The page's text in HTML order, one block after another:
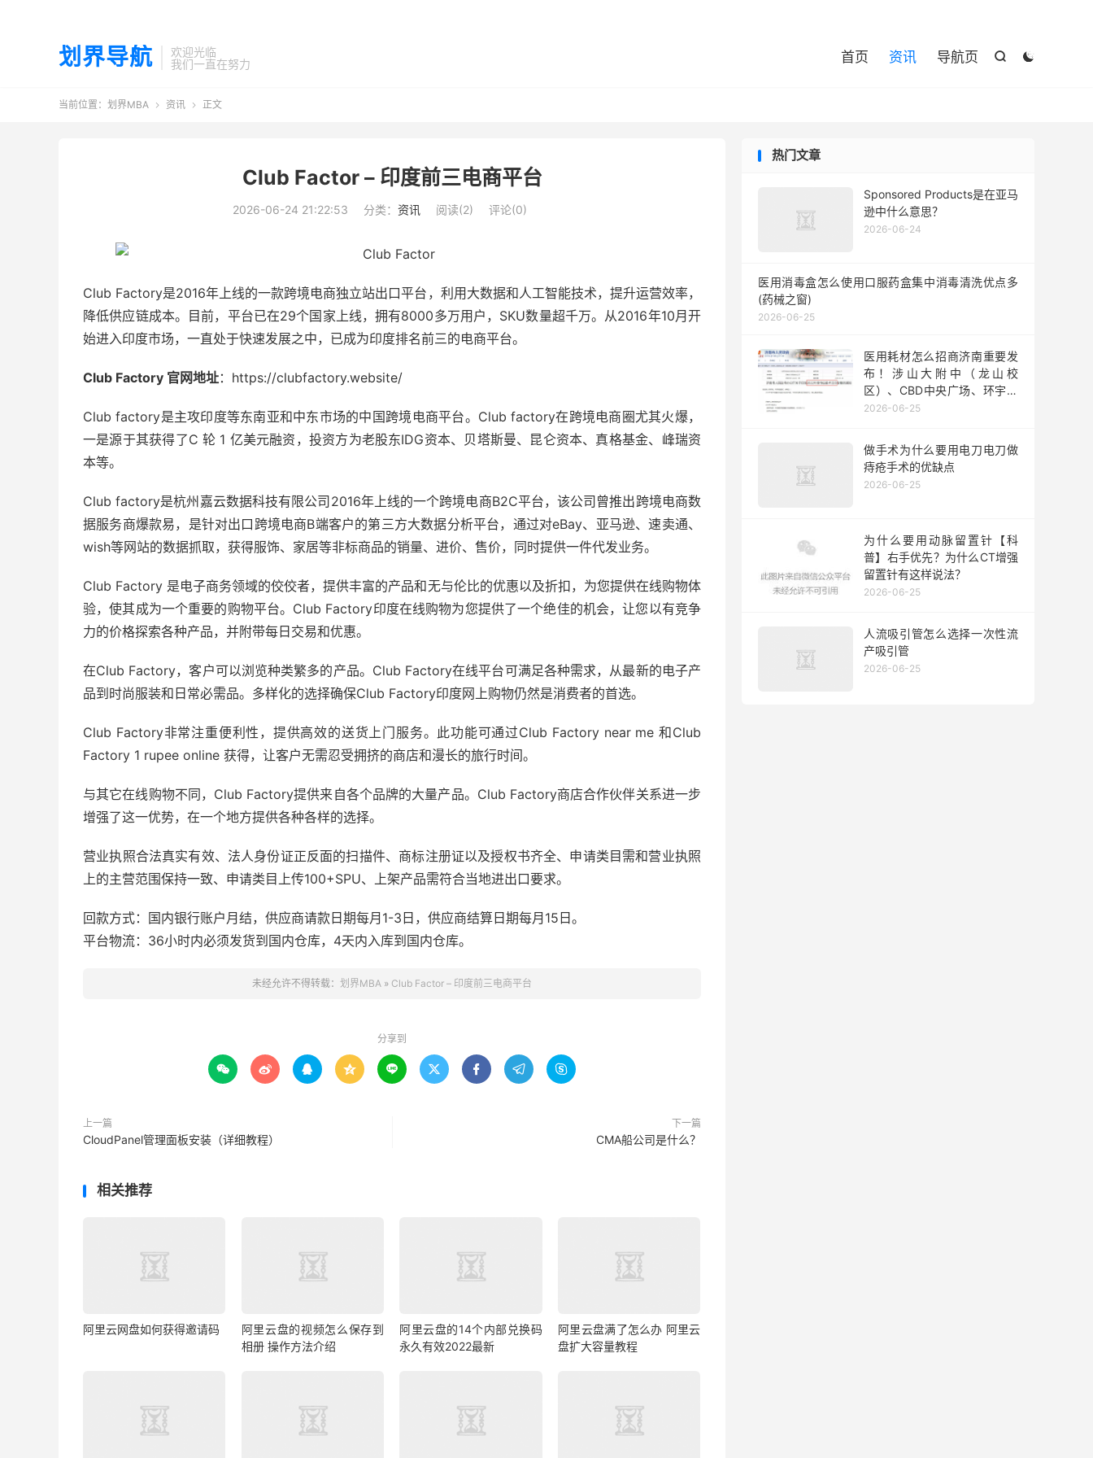
划界导航
欢迎光临
我们一直在努力


首页 资讯 导航页
当前位置： 划界MBA  资讯  正文
Club Factor – 印度前三电商平台
2026-06-24 21:22:53 分类： 资讯 阅读(2) 评论(0)
Club Factory是2016年上线的一款跨境电商独立站出口平台，利用大数据和人工智能技术，提升运营效率，
降低供应链成本。目前，平台已在29个国家上线，拥有8000多万用户，SKU数量超千万。从2016年10月开
始进入印度市场，一直处于快速发展之中，已成为印度排名前三的电商平台。
Club Factory 官网地址：https://clubfactory.website/
Club factory是主攻印度等东南亚和中东市场的中国跨境电商平台。Club factory在跨境电商圈尤其火爆，
一是源于其获得了C 轮 1 亿美元融资，投资方为老股东IDG资本、贝塔斯曼、昆仑资本、真格基金、峰瑞资
本等。
Club factory是杭州嘉云数据科技有限公司2016年上线的一个跨境电商B2C平台，该公司曾推出跨境电商数
据服务商爆款易，是针对出口跨境电商B端客户的第三方大数据分析平台，通过对eBay、亚马逊、速卖通、
wish等网站的数据抓取，获得服饰、家居等非标商品的销量、进价、售价，同时提供一件代发业务。
Club Factory 是电子商务领域的佼佼者，提供丰富的产品和无与伦比的优惠以及折扣，为您提供在线购物体
验，使其成为一个重要的购物平台。Club Factory印度在线购物为您提供了一个绝佳的机会，让您以有竞争
力的价格探索各种产品，并附带每日交易和优惠。
在Club Factory，客户可以浏览种类繁多的产品。Club Factory在线平台可满足各种需求，从最新的电子产
品到时尚服装和日常必需品。多样化的选择确保Club Factory印度网上购物仍然是消费者的首选。
Club Factory非常注重便利性，提供高效的送货上门服务。此功能可通过Club Factory near me 和Club
Factory 1 rupee online 获得，让客户无需忍受拥挤的商店和漫长的旅行时间。
与其它在线购物不同，Club Factory提供来自各个品牌的大量产品。Club Factory商店合作伙伴关系进一步
增强了这一优势，在一个地方提供各种各样的选择。
营业执照合法真实有效、法人身份证正反面的扫描件、商标注册证以及授权书齐全、申请类目需和营业执照
上的主营范围保持一致、申请类目上传100+SPU、上架产品需符合当地进出口要求。
回款方式：国内银行账户月结，供应商请款日期每月1-3日，供应商结算日期每月15日。
平台物流：36小时内必须发货到国内仓库，4天内入库到国内仓库。
未经允许不得转载： 划界MBA » Club Factor – 印度前三电商平台
分享到
        
上一篇
CloudPanel管理面板安装（详细教程）
下一篇
CMA船公司是什么？
相关推荐
阿里云网盘如何获得邀请码
阿里云盘的视频怎么保存到
相册 操作方法介绍
阿里云盘的14个内部兑换码
永久有效2022最新
阿里云盘满了怎么办 阿里云
盘扩大容量教程
热门文章
Sponsored Products是在亚马
逊中什么意思？
2026-06-24
医用消毒盒怎么使用口服药盒集中消毒清洗优点多
(药械之窗)
2026-06-25
医用耗材怎么招商济南重要发
布！涉山大附中（龙山校
区）、CBD中央广场、环宇城
等
2026-06-25
做手术为什么要用电刀电刀做
痔疮手术的优缺点
2026-06-25
为什么要用动脉留置针【科
普】右手优先？为什么CT增强
留置针有这样说法？
2026-06-25
人流吸引管怎么选择一次性流
产吸引管
2026-06-25